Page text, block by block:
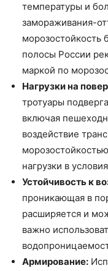
температуры и
замораживания-
морозостойкость
полосы России
маркой по
Нагрузки на
тротуары
включая
воздействие
нагрузки в
Устойчивость к
проникающая в
расширяется и
важно
Армирование: